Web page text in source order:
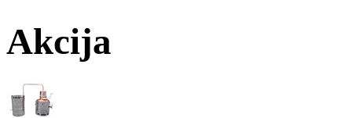
Akcija